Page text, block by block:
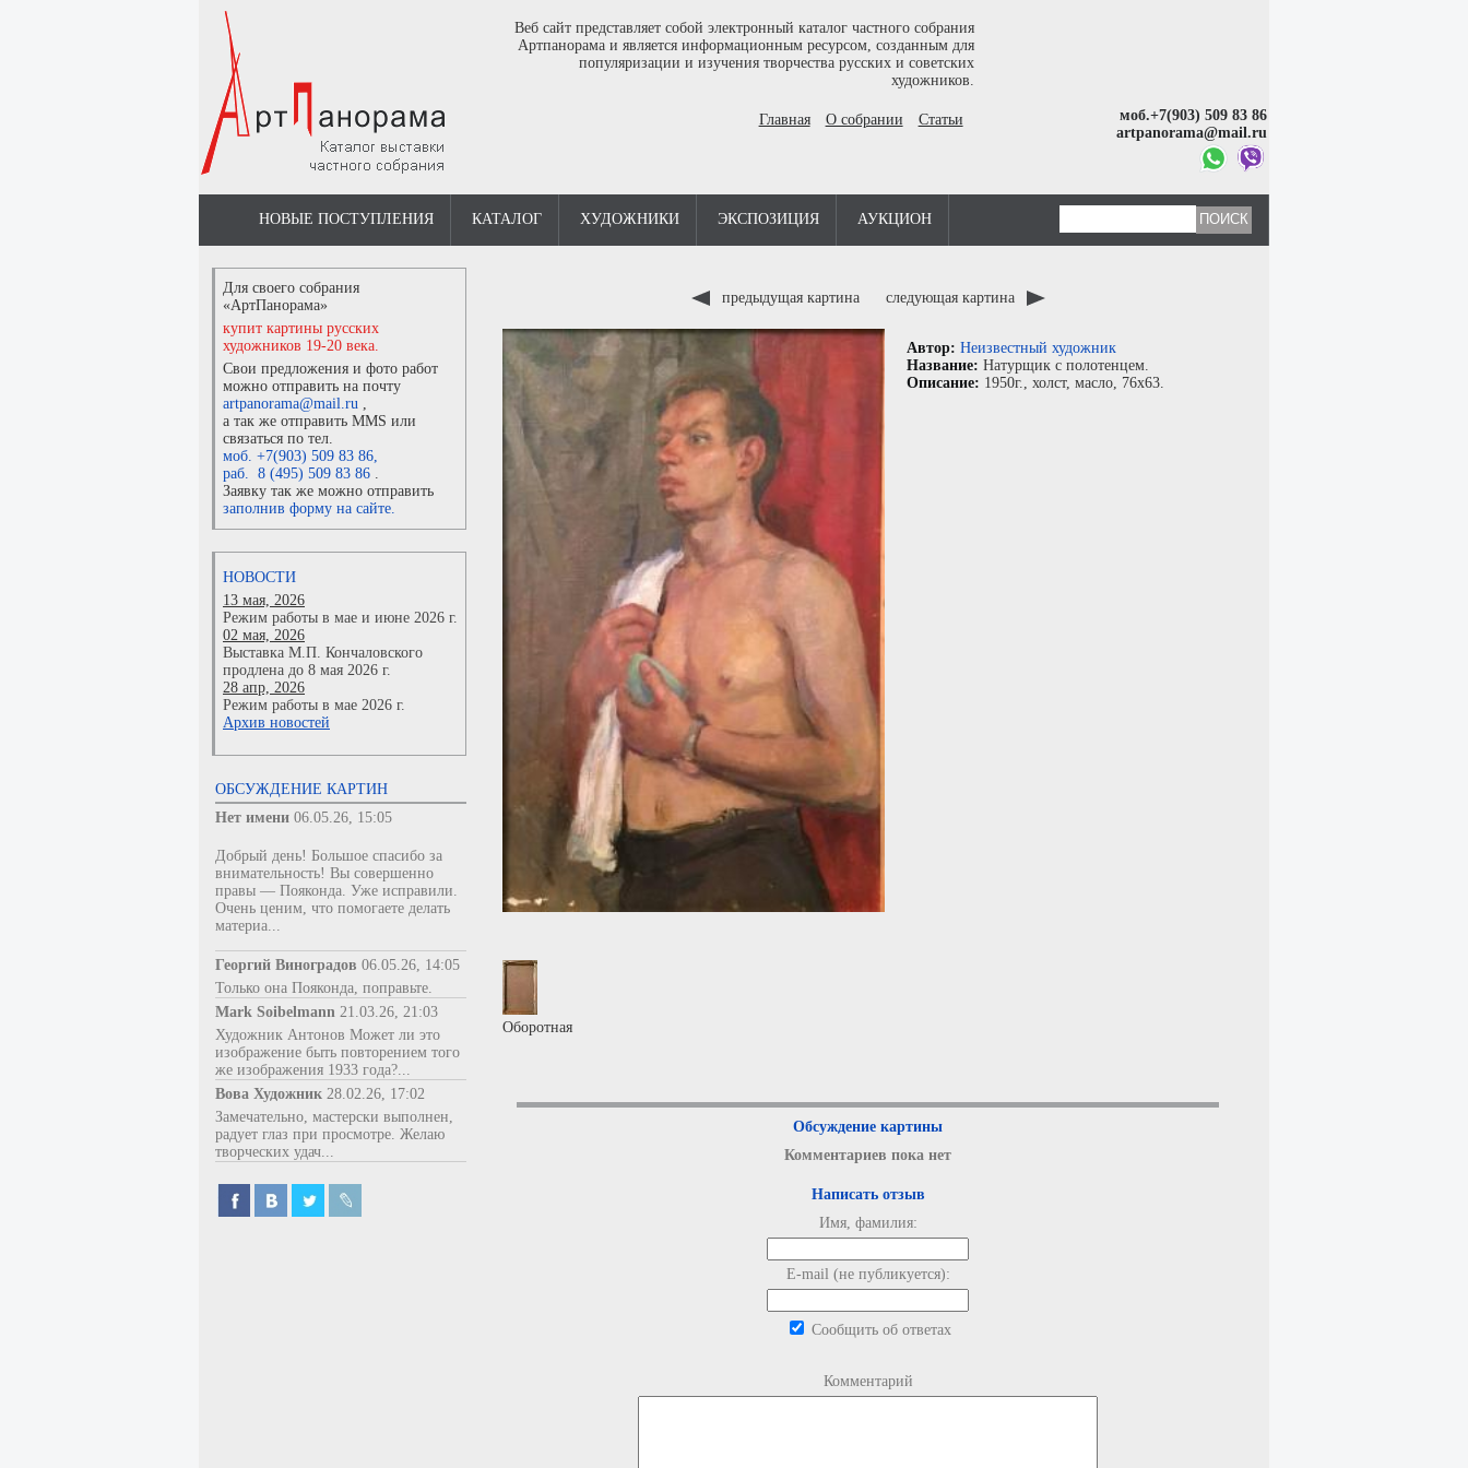
Веб сайт представляет собой электронный каталог частного собрания
Артпанорама и является информационным ресурсом, созданным для
популяризации и изучения творчества русских и советских
художников.
Главная О собрании Статьи
моб.+7(903) 509 83 86
artpanorama@mail.ru
НОВЫЕ ПОСТУПЛЕНИЯ КАТАЛОГ ХУДОЖНИКИ ЭКСПОЗИЦИЯ АУКЦИОН
Для своего собрания
«АртПанорама»
купит картины русских
художников 19-20 века.
Свои предложения и фото работ
можно отправить на почту
artpanorama@mail.ru ,
а так же отправить MMS или
связаться по тел.
моб. +7(903) 509 83 86,
раб. 8 (495) 509 83 86 .
Заявку так же можно отправить
заполнив форму на сайте.
НОВОСТИ
13 мая, 2026
Режим работы в мае и июне 2026 г.
02 мая, 2026
Выставка М.П. Кончаловского
продлена до 8 мая 2026 г.
28 апр, 2026
Режим работы в мае 2026 г.
Архив новостей
ОБСУЖДЕНИЕ КАРТИН
Нет имени 06.05.26, 15:05
Добрый день! Большое спасибо за
внимательность! Вы совершенно
правы — Пояконда. Уже исправили.
Очень ценим, что помогаете делать
материа...
Георгий Виноградов 06.05.26, 14:05
Только она Пояконда, поправьте.
Mark Soibelmann 21.03.26, 21:03
Художник Антонов Может ли это
изображение быть повторением того
же изображения 1933 года?...
Вова Художник 28.02.26, 17:02
Замечательно, мастерски выполнен,
радует глаз при просмотре. Желаю
творческих удач...
предыдущая картина следующая картина
Автор: Неизвестный художник
Название: Натурщик с полотенцем.
Описание: 1950г., холст, масло, 76x63.
Оборотная
Обсуждение картины
Комментариев пока нет
Написать отзыв
Имя, фамилия:
E-mail (не публикуется):
Сообщить об ответах
Комментарий